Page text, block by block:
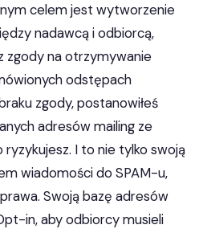
celem jest wytworzenie
nadawcą i odbiorcą,
zgody na otrzymywanie
odstępach
zgody, postanowiłeś
adresów mailing ze
I to nie tylko swoją
wiadomości do SPAM-u,
Swoją bazę adresów
in, aby odbiorcy musieli